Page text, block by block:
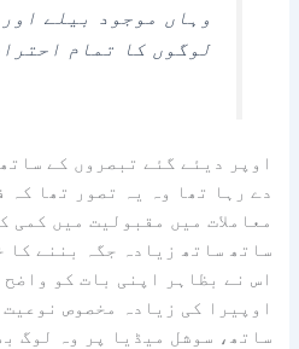
وہاں موجود بیلے
لوگوں کا تمام
اوپر دیئے گئے تبصروں کے
دے رہا تھا وہ یہ تصور تھا کہ
معاملات میں مقبولیت میں کمی
ساتھ ساتھ زیادہ جگہ بننے کا
اس نے بظاہر اپنی بات کو
اوپیرا کی زیادہ مخصوص
ساتھ، سوشل میڈیا پر وہ لوگ